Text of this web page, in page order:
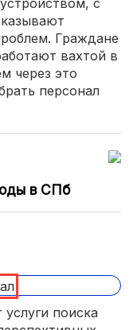
с
Граждане
вахтой в
через это
персонал
в СПб
поиска